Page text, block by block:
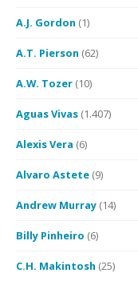
A.J. Gordon (1)
A.T. Pierson (62)
A.W. Tozer (10)
Aguas Vivas (1.407)
Alexis Vera (6)
Alvaro Astete (9)
Andrew Murray (14)
Billy Pinheiro (6)
C.H. Makintosh (25)